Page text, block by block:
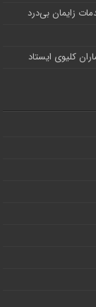
کلیوی ایستاد